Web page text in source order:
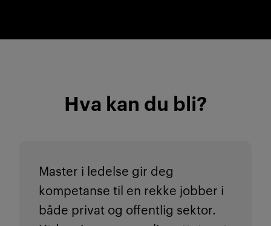
Hva kan du bli?
Master i ledelse gir deg
kompetanse til en rekke jobber i
både privat og offentlig sektor.